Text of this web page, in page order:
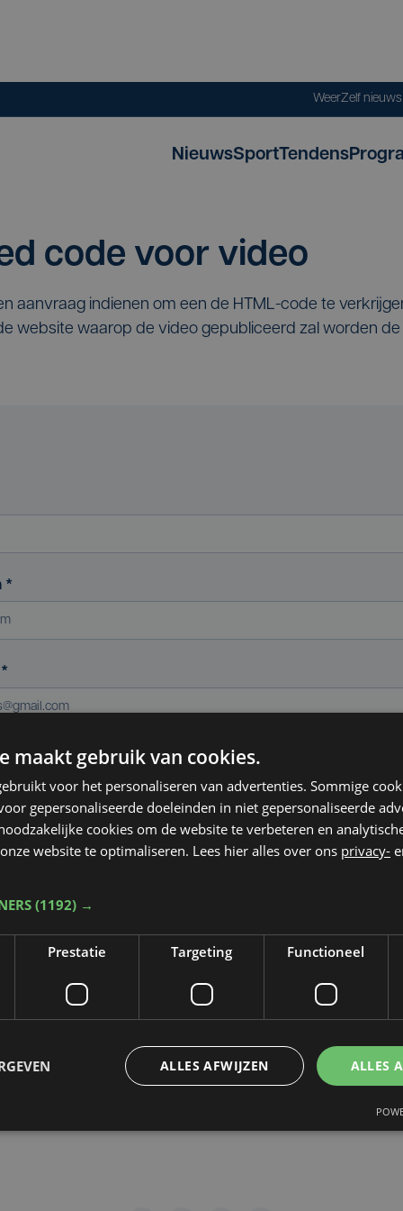
WeerZelf
NieuwsSportTendens
code voor video
aanvraag indienen om een de HTML-code te
website waarop de video gepubliceerd zal worden
*
*
(indien van toepassing)
de video gepubliceerd zal worden*
toepassing.
maakt gebruik van cookies.
voor het personaliseren van advertenties. Sommige
gepersonaliseerde doeleinden in niet gepersonaliseerde
cookies om de website te verbeteren en
website te optimaliseren. Lees hier alles over ons privacy-
(1192) →
Prestatie Targeting
Functioneel
ALLES
ALLES AFWIJZEN